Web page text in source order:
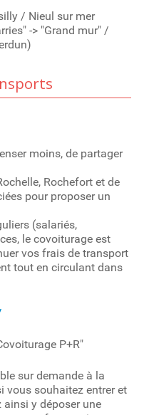
/ Nieul sur mer
-> "Grand mur" /
moins, de partager
Rochefort et de
pour proposer un
(salariés,
le covoiturage est
vos frais de transport
tout en circulant dans
P+R"
sur demande à la
vous souhaitez entrer et
y déposer une